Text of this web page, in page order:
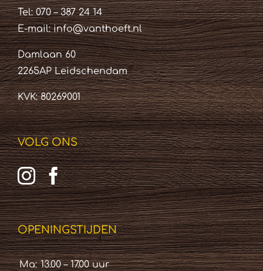
Tel: 070 – 387 24 14
E-mail:info@vanthoeft.nl
Damlaan 60
2265AP Leidschendam
KVK: 80269001
VOLG ONS
OPENINGSTIJDEN
Ma: 13.00 – 17.00 uur